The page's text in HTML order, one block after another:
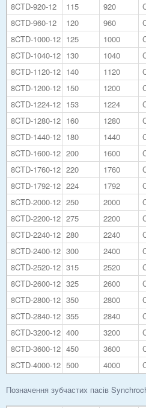
8CTD-920-12
115 920
8CTD-960-12
120 960
8CTD-1000-12 125 1000
8CTD-1040-12 130 1040
8CTD-1120-12 140 1120
8CTD-1200-12 150 1200
8CTD-1224-12 153 1224
8CTD-1280-12 160 1280
8CTD-1440-12 180 1440
8CTD-1600-12 200 1600
8CTD-1760-12 220 1760
8CTD-1792-12 224 1792
8CTD-2000-12 250 2000
8CTD-2200-12 275 2200
8CTD-2240-12 280 2240
8CTD-2400-12 300 2400
8CTD-2520-12 315 2520
8CTD-2600-12 325 2600
8CTD-2800-12 350 2800
8CTD-2840-12 355 2840
8CTD-3200-12 400 3200
8CTD-3600-12 450 3600
8CTD-4000-12 500 4000
Позначення зубчастих пасів